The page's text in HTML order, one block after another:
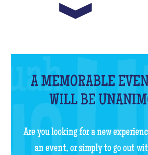
A MEMORABLE
WILL BE
Are you looking for a new
an event, or simply to go out